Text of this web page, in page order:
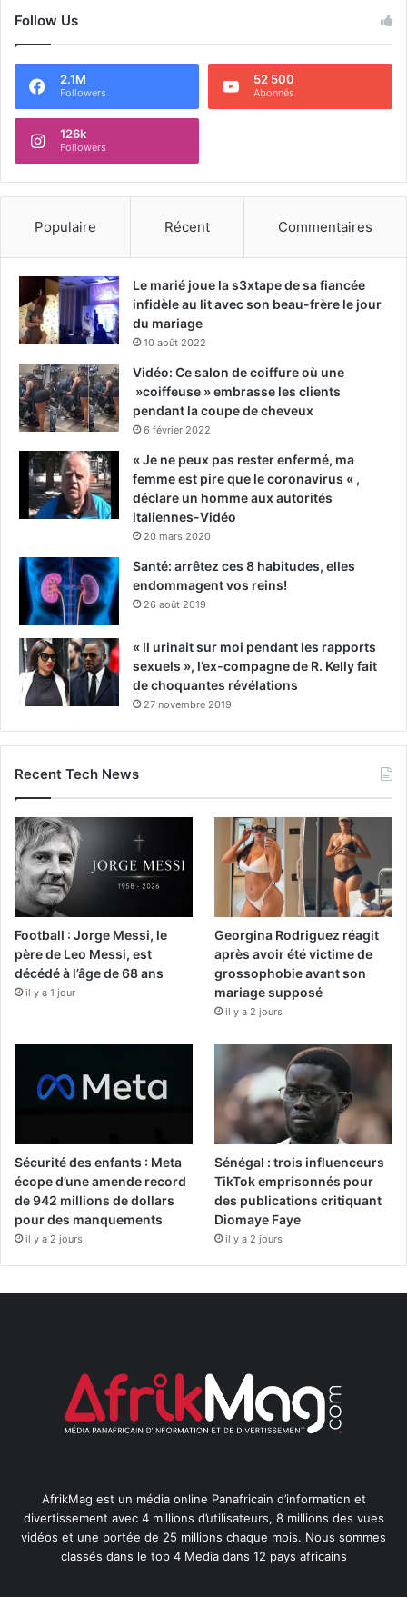
Follow Us
2.1M
Followers
52 500
Abonnés
126k
Followers
Populaire Récent Commentaires
Le marié joue la s3xtape de sa fiancée
infidèle au lit avec son beau-frère le jour
du mariage
10 août 2022
Vidéo: Ce salon de coiffure où une
»coiffeuse » embrasse les clients
pendant la coupe de cheveux
6 février 2022
« Je ne peux pas rester enfermé, ma
femme est pire que le coronavirus « ,
déclare un homme aux autorités
italiennes-Vidéo
20 mars 2020
Santé: arrêtez ces 8 habitudes, elles
endommagent vos reins!
26 août 2019
« Il urinait sur moi pendant les rapports
sexuels », l’ex-compagne de R. Kelly fait
de choquantes révélations
27 novembre 2019
Recent Tech News
Football : Jorge Messi, le
père de Leo Messi, est
décédé à l’âge de 68 ans
il y a 1 jour
Georgina Rodriguez réagit
après avoir été victime de
grossophobie avant son
mariage supposé
il y a 2 jours
Sécurité des enfants : Meta
écope d’une amende record
de 942 millions de dollars
pour des manquements
il y a 2 jours
Sénégal : trois influenceurs
TikTok emprisonnés pour
des publications critiquant
Diomaye Faye
il y a 2 jours
AfrikMag est un média online Panafricain d’information et
divertissement avec 4 millions d’utilisateurs, 8 millions des vues
vidéos et une portée de 25 millions chaque mois. Nous sommes
classés dans le top 4 Media dans 12 pays africains